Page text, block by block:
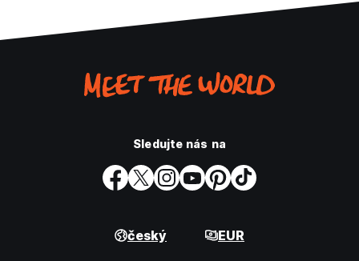
Sledujte nás na
český EUR